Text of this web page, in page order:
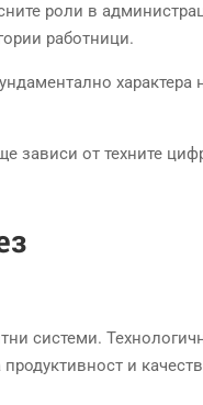
роли в
работници.
характера
зависи от техните
системи.
и